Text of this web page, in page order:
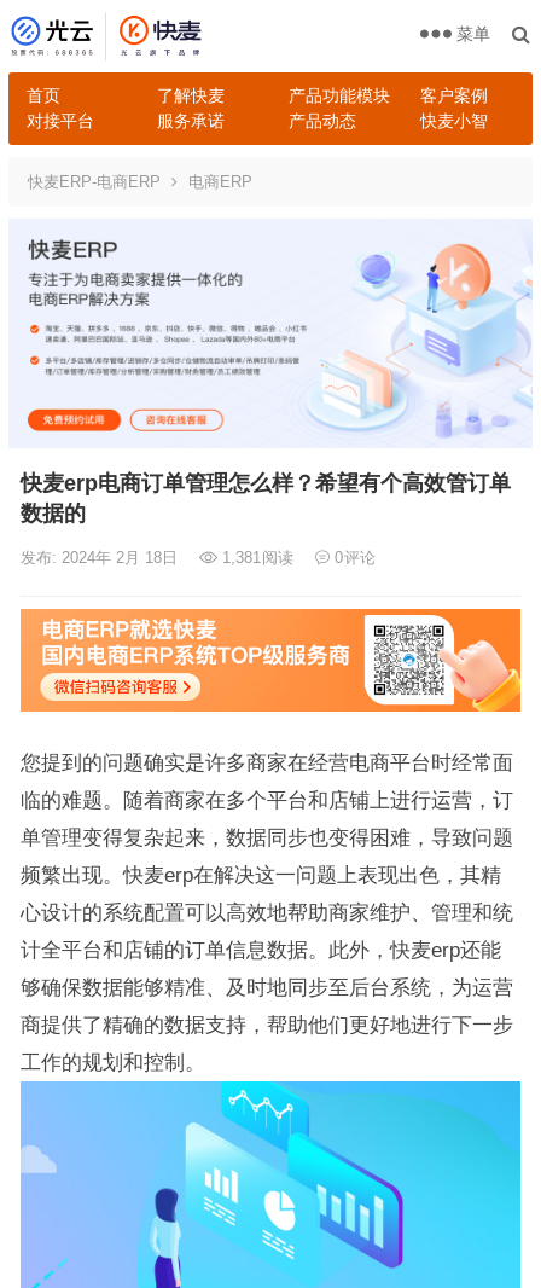
首页 了解快麦 产品功能模块
客户案例
对接平台
服务承诺 产品动态 快麦小智
菜单
快麦ERP-电商ERP 电商ERP
快麦erp电商订单管理怎么样？希望有个高效管订单
数据的
发布: 2024年 2月 18日 1,381 阅读 0评论
您提到的问题确实是许多商家在经营电商平台时经常面
临的难题。随着商家在多个平台和店铺上进行运营，订
单管理变得复杂起来，数据同步也变得困难，导致问题
频繁出现。快麦erp在解决这一问题上表现出色，其精
心设计的系统配置可以高效地帮助商家维护、管理和统
计全平台和店铺的订单信息数据。此外，快麦erp还能
够确保数据能够精准、及时地同步至后台系统，为运营
商提供了精确的数据支持，帮助他们更好地进行下一步
工作的规划和控制。